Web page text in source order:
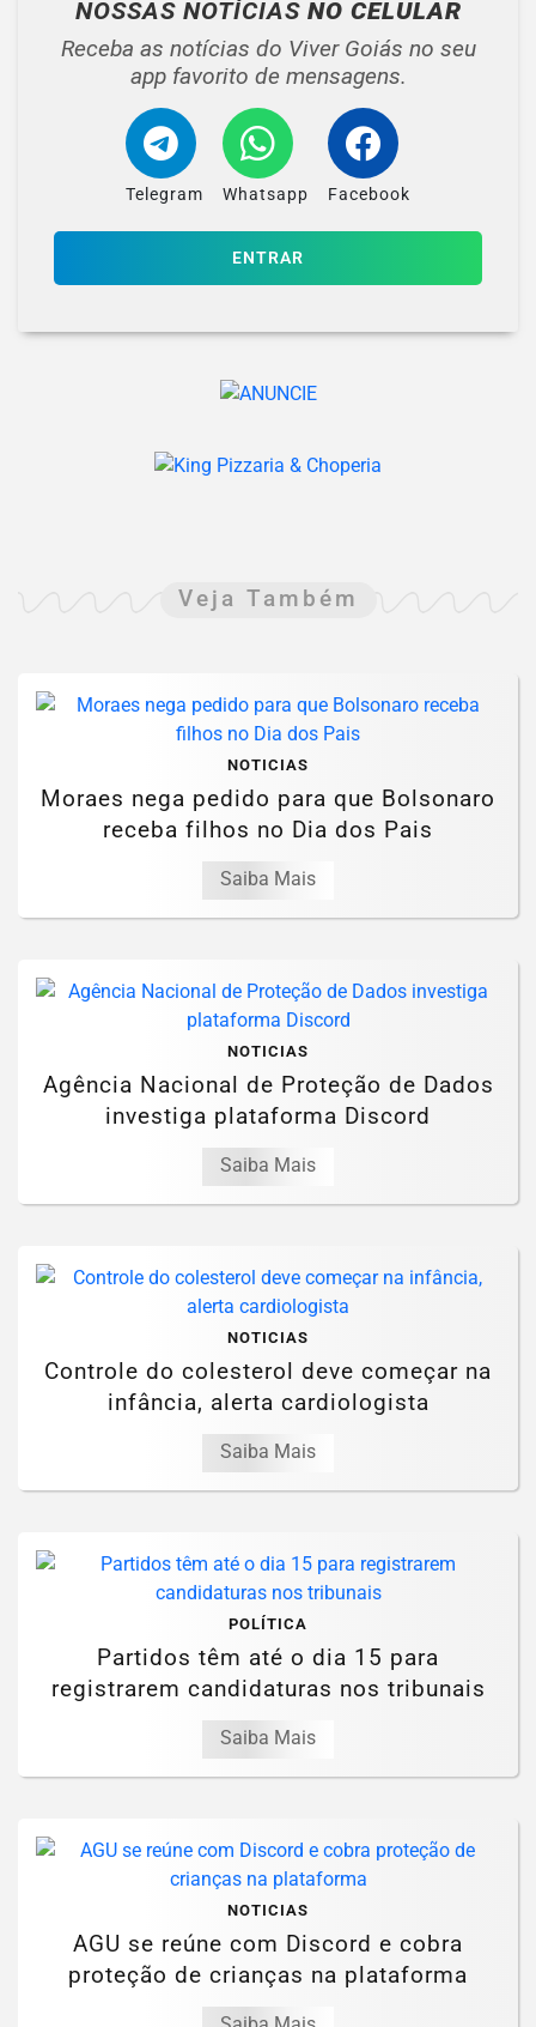
NOSSAS NOTÍCIAS NO CELULAR
Receba as notícias do Viver Goiás no seu
app favorito de mensagens.
Telegram Whatsapp Facebook
ENTRAR
Veja Também
NOTICIAS
Moraes nega pedido para que Bolsonaro
receba filhos no Dia dos Pais
Saiba Mais
NOTICIAS
Agência Nacional de Proteção de Dados
investiga plataforma Discord
Saiba Mais
NOTICIAS
Controle do colesterol deve começar na
infância, alerta cardiologista
Saiba Mais
POLÍTICA
Partidos têm até o dia 15 para
registrarem candidaturas nos tribunais
Saiba Mais
NOTICIAS
AGU se reúne com Discord e cobra
proteção de crianças na plataforma